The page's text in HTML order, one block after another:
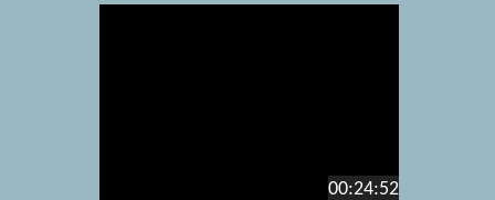
00:24:52